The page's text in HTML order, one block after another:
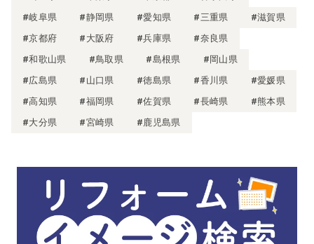
#岐阜県
#静岡県 #愛知県 #三重県
#滋賀県
#京都府
#大阪府 #兵庫県
#奈良県
#和歌山県
#鳥取県 #島根県
#岡山県
#広島県
#山口県 #徳島県 #香川県
#愛媛県
#高知県
#福岡県 #佐賀県 #長崎県
#熊本県
#大分県
#宮崎県 #鹿児島県